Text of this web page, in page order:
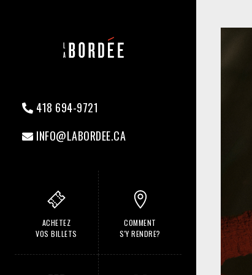
418 694-9721
INFO@LABORDEE.CA
ACHETEZ
VOS BILLETS
COMMENT
S'Y RENDRE?